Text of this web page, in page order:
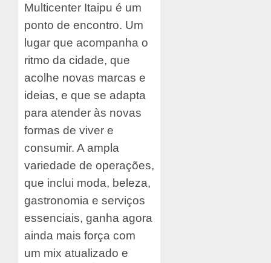
Multicenter Itaipu é um
ponto de encontro. Um
lugar que acompanha o
ritmo da cidade, que
acolhe novas marcas e
ideias, e que se adapta
para atender às novas
formas de viver e
consumir. A ampla
variedade de operações,
que inclui moda, beleza,
gastronomia e serviços
essenciais, ganha agora
ainda mais força com
um mix atualizado e